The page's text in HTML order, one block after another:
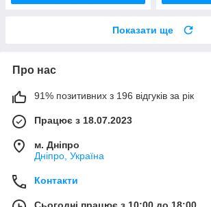
Показати ще
Про нас
91% позитивних з 196 відгуків за рік
Працює з 18.07.2023
м. Дніпро
Дніпро, Україна
Контакти